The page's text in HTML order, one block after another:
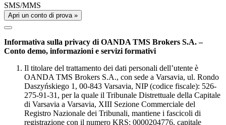
SMS/MMS
Apri un conto di prova »
Informativa sulla privacy di OANDA TMS Brokers S.A. –
Conto demo, informazioni e servizi formativi
Il titolare del trattamento dei dati personali dell’utente è
OANDA TMS Brokers S.A., con sede a Varsavia, ul. Rondo
Daszyńskiego 1, 00-843 Varsavia, NIP (codice fiscale): 526-
275-91-31, per la quale il Tribunale Distrettuale della Capitale
di Varsavia a Varsavia, XIII Sezione Commerciale del
Registro Nazionale dei Tribunali, mantiene i fascicoli di
registrazione con il numero KRS: 0000204776, capitale